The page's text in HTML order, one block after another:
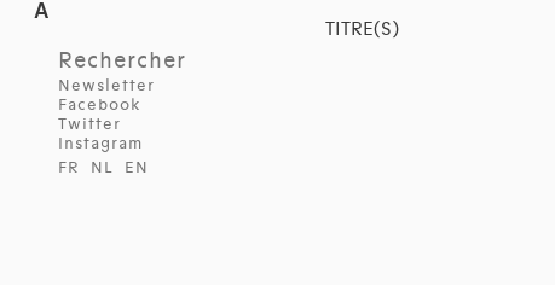
Rechercher
Newsletter
Facebook
Twitter
Instagram
FR
NL EN
TITRE(S)